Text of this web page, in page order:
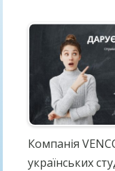
Компанія
українських